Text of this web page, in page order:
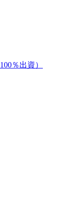
％出資）